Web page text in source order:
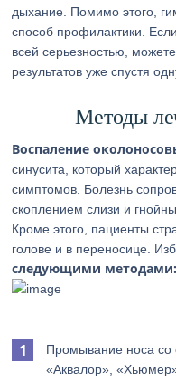
дыхание. Помимо этого,
способ профилактики.
всей серьезностью,
результатов уже спустя
Методы
Воспаление
синусита, который
симптомов. Болезнь
скоплением слизи и
Кроме этого, пациенты
голове и в переносице.
следующими методами:
Промывание носа
«Аквалор»,